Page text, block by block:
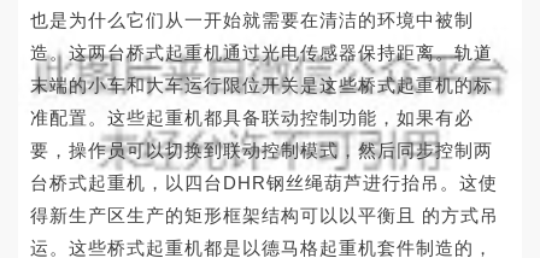
也是为什么它们从一开始就需要在清洁的环境中被制
造。这两台桥式起重机通过光电传感器保持距离。轨道
末端的小车和大车运行限位开关是这些桥式起重机的标
准配置。这些起重机都具备联动控制功能，如果有必
要，操作员可以切换到联动控制模式，然后同步控制两
台桥式起重机，以四台DHR钢丝绳葫芦进行抬吊。这使
得新生产区生产的矩形框架结构可以以平衡且 的方式吊
运。这些桥式起重机都是以德马格起重机套件制造的，